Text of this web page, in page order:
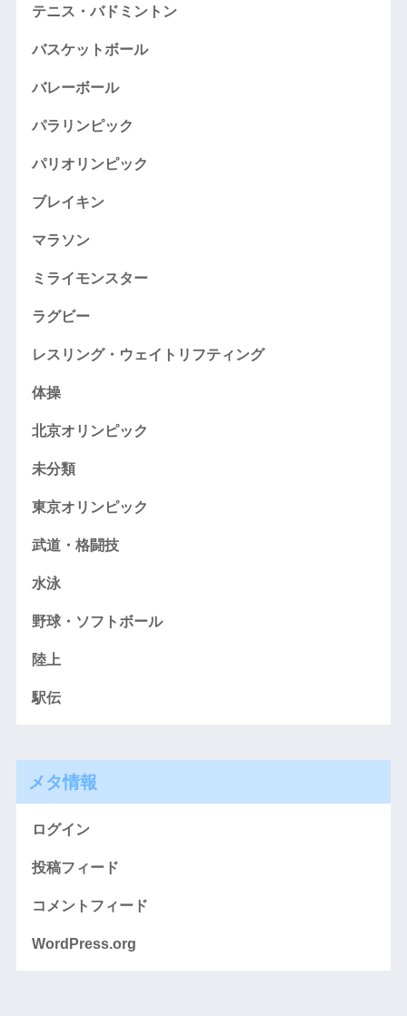
テニス・バドミントン
バスケットボール
バレーボール
パラリンピック
パリオリンピック
ブレイキン
マラソン
ミライモンスター
ラグビー
レスリング・ウェイトリフティング
体操
北京オリンピック
未分類
東京オリンピック
武道・格闘技
水泳
野球・ソフトボール
陸上
駅伝
メタ情報
ログイン
投稿フィード
コメントフィード
WordPress.org